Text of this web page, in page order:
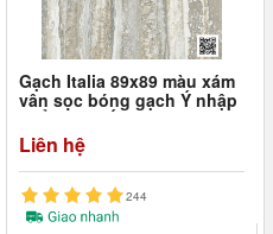
Gạch Italia 89x89 màu xám
vân sọc bóng gạch Ý nhập
khẩu cao cấp
Liên hệ
244